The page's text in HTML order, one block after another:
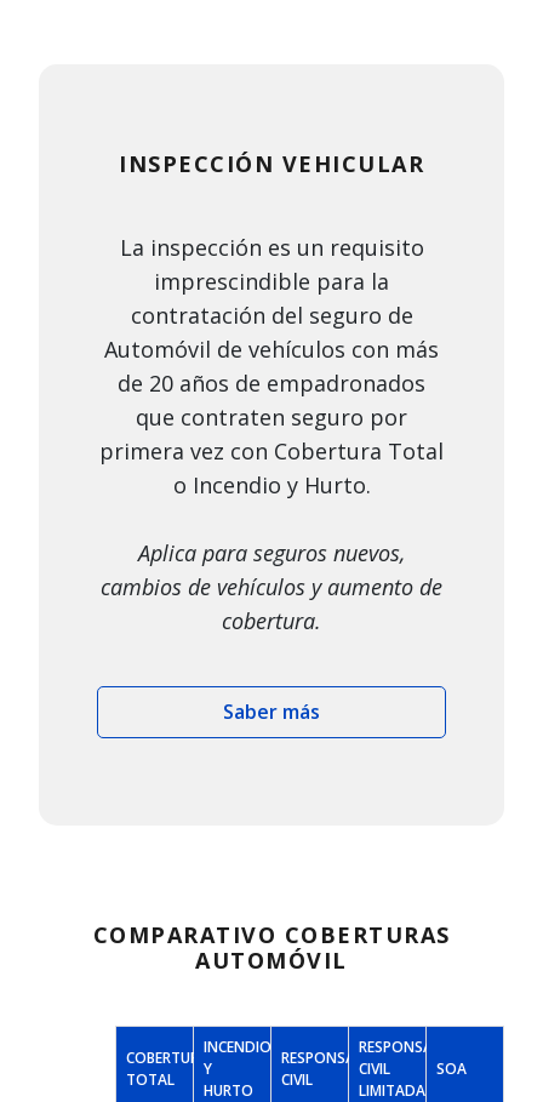
INSPECCIÓN VEHICULAR
La inspección es un requisito
imprescindible para la
contratación del seguro de
Automóvil de vehículos con más
de 20 años de empadronados
que contraten seguro por
primera vez con Cobertura Total
o Incendio y Hurto.
Aplica para seguros nuevos,
cambios de vehículos y aumento de
cobertura.
Saber más
COMPARATIVO COBERTURAS
AUTOMÓVIL
COBERTURA
TOTAL
INCENDIO
Y
HURTO
RESPONSABILIDAD
CIVIL
RESPONSABILIDAD
CIVIL
LIMITADA
SOA